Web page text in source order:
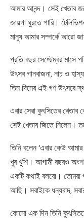
আমার আনন্দ। সেই খেতাব
জায়গা ঘুরতে পারি।
মানুষ আমার সম্পর্কে আরো
প্রতি বছর সেপ্টেম্বর মাসে
উৎসব গানবাজনা, নাচ ও
তিন দিনের এই গণ উৎসবে
এবার সেরা কুৎসিতের খেতাব
সেই খেতাব জিতে নিলেন।
তিনি বলেন ‘এবার কেউ
খুব খুশি। আগামী বছরও অংশ
একটি কথাই বলবো। তোমরা
আছি। সবাইকে ধন্যবাদ,
কোনো এক দিন তিনি